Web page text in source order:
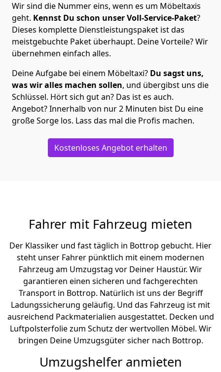
Wir sind die Nummer eins, wenn es um Möbeltaxis
geht. Kennst Du schon unser Voll-Service-Paket?
Dieses komplette Dienstleistungspaket ist das
meistgebuchte Paket überhaupt. Deine Vorteile? Wir
übernehmen einfach alles.
Deine Aufgabe bei einem Möbeltaxi? Du sagst uns,
was wir alles machen sollen, und übergibst uns die
Schlüssel. Hört sich gut an? Das ist es auch.
Angebot? Innerhalb von nur 2 Minuten bist Du eine
große Sorge los. Lass das mal die Profis machen.
Kostenloses Angebot erhalten
Fahrer mit Fahrzeug mieten
Der Klassiker und fast täglich in Bottrop gebucht. Hier
steht unser Fahrer pünktlich mit einem modernen
Fahrzeug am Umzugstag vor Deiner Haustür. Wir
garantieren einen sicheren und fachgerechten
Transport in Bottrop. Natürlich ist uns der Begriff
Ladungssicherung geläufig. Und das Fahrzeug ist mit
ausreichend Packmaterialien ausgestattet. Decken und
Luftpolsterfolie zum Schutz der wertvollen Möbel. Wir
bringen Deine Umzugsgüter sicher nach Bottrop.
Umzugshelfer anmieten